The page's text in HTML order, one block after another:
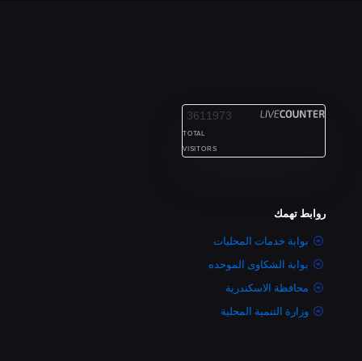
3611973
TOTAL
VISITORS
روابط تهمك
بوابة خدمات المحليات
بوابة الشكاوى الموحده
محافظة الاسكندرية
وزارة التنمية المحلية